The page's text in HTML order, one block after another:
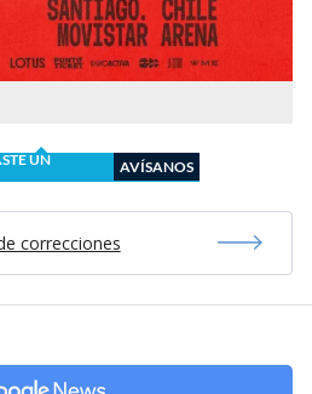
UN
AVÍSANOS
correcciones